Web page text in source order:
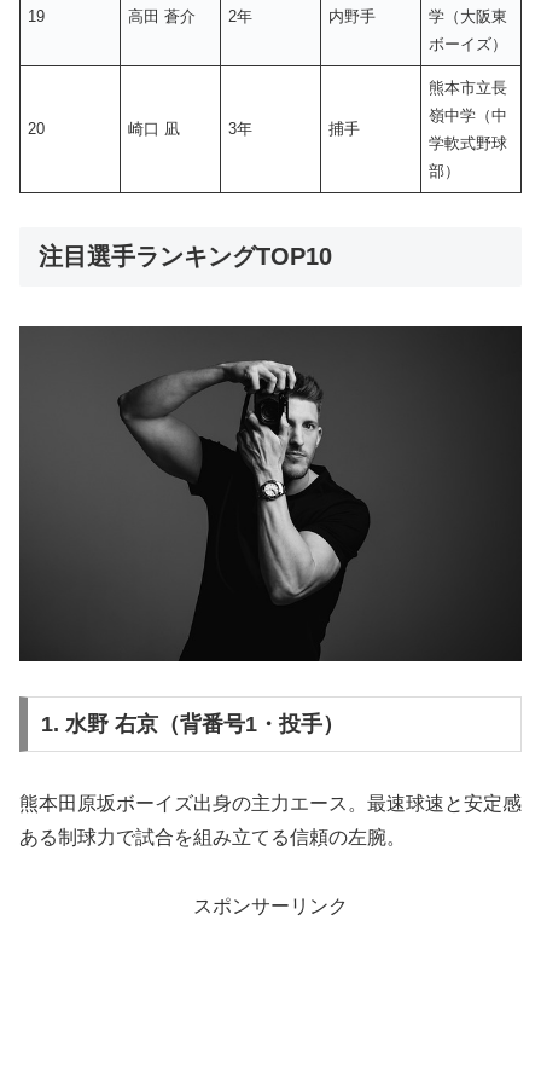
19 高田 蒼介 2年 内野手
学（大阪東
ボーイズ）
20 崎口 凪 3年 捕手
熊本市立長
嶺中学（中
学軟式野球
部）
注目選手ランキングTOP10
1. 水野 右京（背番号1・投手）
熊本田原坂ボーイズ出身の主力エース。最速球速と安定感
ある制球力で試合を組み立てる信頼の左腕。
スポンサーリンク